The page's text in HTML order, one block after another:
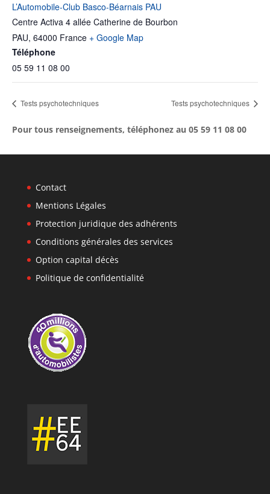
L’Automobile-Club Basco-Béarnais PAU
Centre Activa 4 allée Catherine de Bourbon
PAU, 64000 France + Google Map
Téléphone
05 59 11 08 00
Tests psychotechniques Tests psychotechniques
Pour tous renseignements, téléphonez au 05 59 11 08 00
Contact
Mentions Légales
Protection juridique des adhérents
Conditions générales des services
Option capital décès
Politique de confidentialité